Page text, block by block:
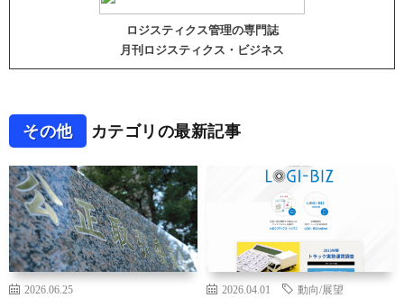
ロジスティクス管理の専門誌
月刊ロジスティクス・ビジネス
その他 カテゴリの最新記事
2026.06.25
2026.04.01 動向/展望